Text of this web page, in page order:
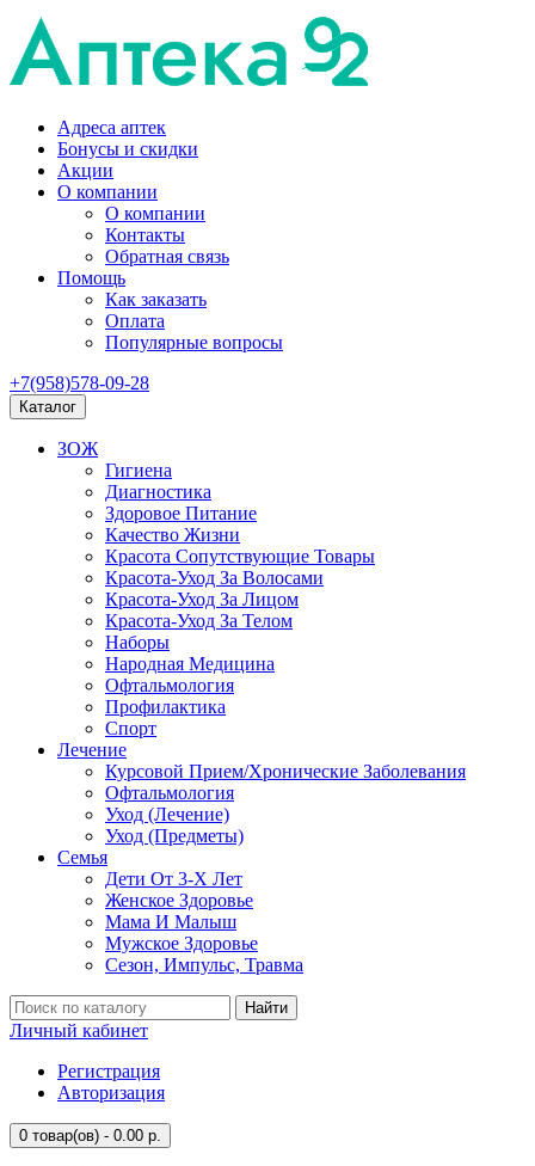
Адреса аптек
Бонусы и скидки
Акции
О компании
О компании
Контакты
Обратная связь
Помощь
Как заказать
Оплата
Популярные вопросы
+7(958)578-09-28
Каталог
ЗОЖ
Гигиена
Диагностика
Здоровое Питание
Качество Жизни
Красота Сопутствующие Товары
Красота-Уход За Волосами
Красота-Уход За Лицом
Красота-Уход За Телом
Наборы
Народная Медицина
Офтальмология
Профилактика
Спорт
Лечение
Курсовой Прием/Хронические Заболевания
Офтальмология
Уход (Лечение)
Уход (Предметы)
Семья
Дети От 3-Х Лет
Женское Здоровье
Мама И Малыш
Мужское Здоровье
Сезон, Импульс, Травма
Найти
Личный кабинет
Регистрация
Авторизация
0 товар(ов) - 0.00 р.